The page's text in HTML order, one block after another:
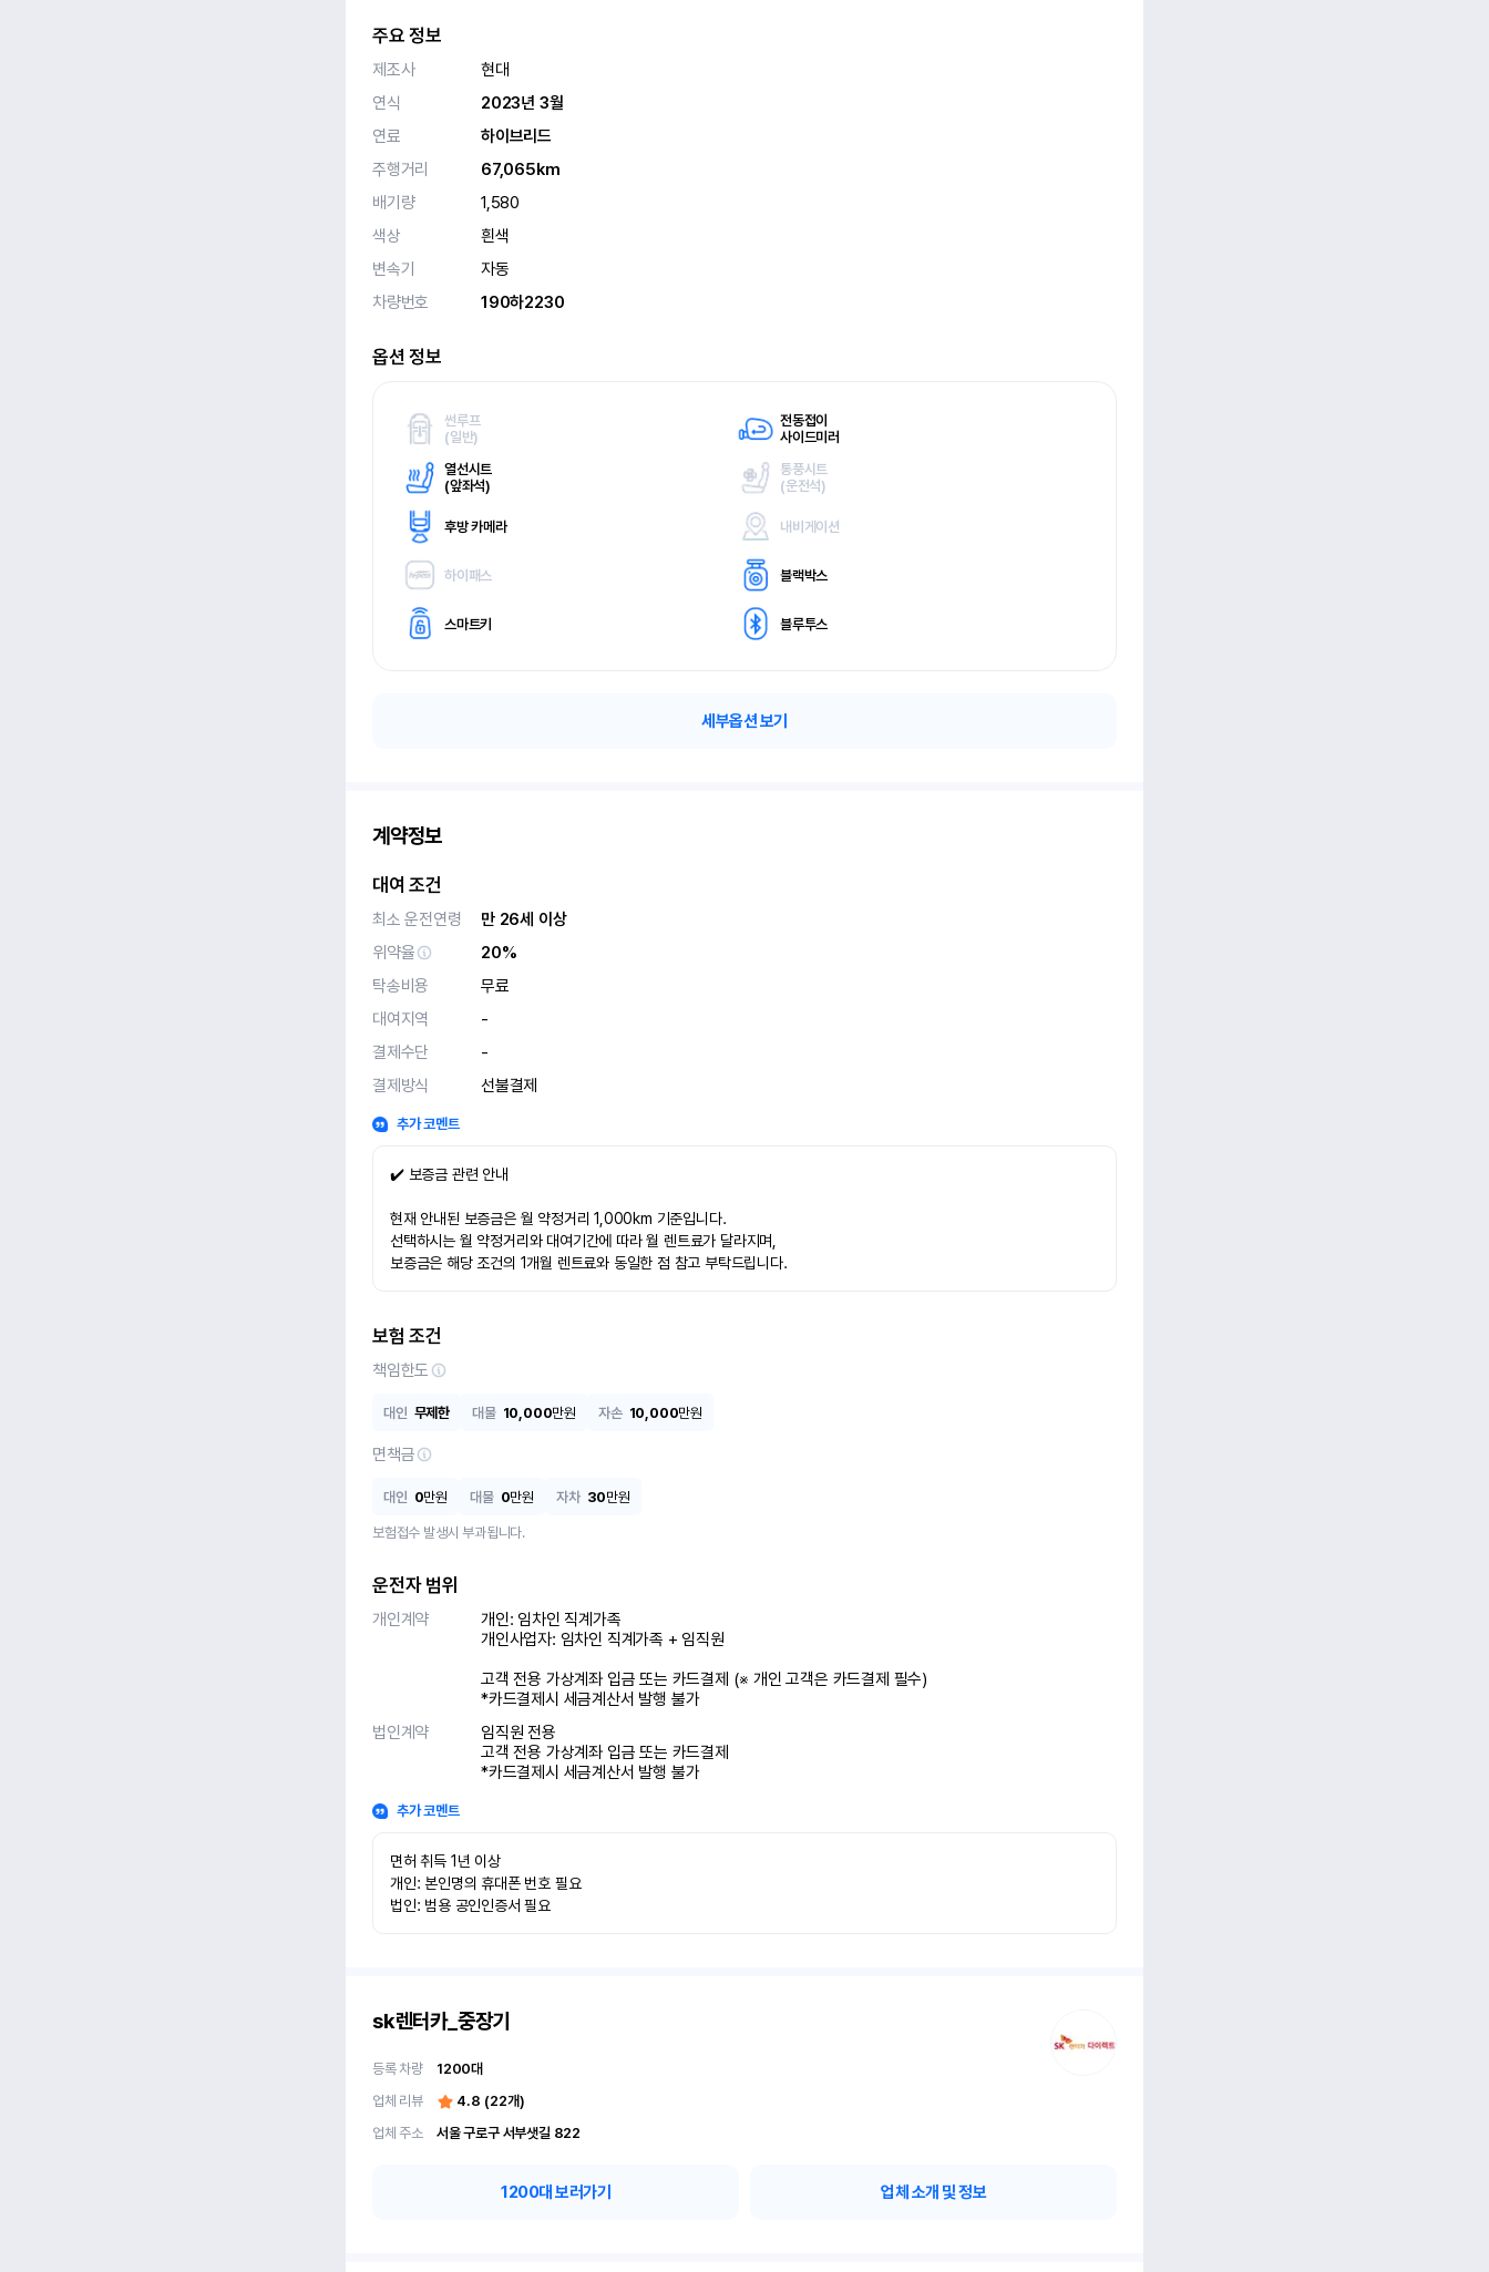
주요 정보
제조사
현대
연식
2023년 3월
연료
하이브리드
주행거리
67,065km
배기량
1,580
색상
흰색
변속기
자동
차량번호
190하2230
옵션 정보
썬루프
(일반)
전동접이
사이드미러
열선시트
(앞좌석)
통풍시트
(운전석)
후방 카메라 내비게이션
하이패스 블랙박스
스마트키 블루투스
세부옵션 보기
계약정보
대여 조건
최소 운전연령
만 26세 이상
위약율
20%
탁송비용
무료
대여지역
-
결제수단
-
결제방식
선불결제
추가 코멘트
✔️ 보증금 관련 안내
현재 안내된 보증금은 월 약정거리 1,000km 기준입니다.
선택하시는 월 약정거리와 대여기간에 따라 월 렌트료가 달라지며,
보증금은 해당 조건의 1개월 렌트료와 동일한 점 참고 부탁드립니다.
보험 조건
책임한도
대인 무제한 대물 10,000만원 자손 10,000만원
면책금
대인 0만원 대물 0만원 자차 30만원
보험접수 발생시 부과됩니다.
운전자 범위
개인계약
개인: 임차인 직계가족
개인사업자: 임차인 직계가족 + 임직원
고객 전용 가상계좌 입금 또는 카드결제 (※ 개인 고객은 카드결제 필수)
*카드결제시 세금계산서 발행 불가
법인계약
임직원 전용
고객 전용 가상계좌 입금 또는 카드결제
*카드결제시 세금계산서 발행 불가
추가 코멘트
면허 취득 1년 이상
개인: 본인명의 휴대폰 번호 필요
법인: 범용 공인인증서 필요
sk렌터카_중장기
등록 차량 1200대
업체 리뷰
4.8 (22개)
업체 주소
서울 구로구 서부샛길 822
1200대 보러가기 업체 소개 및 정보